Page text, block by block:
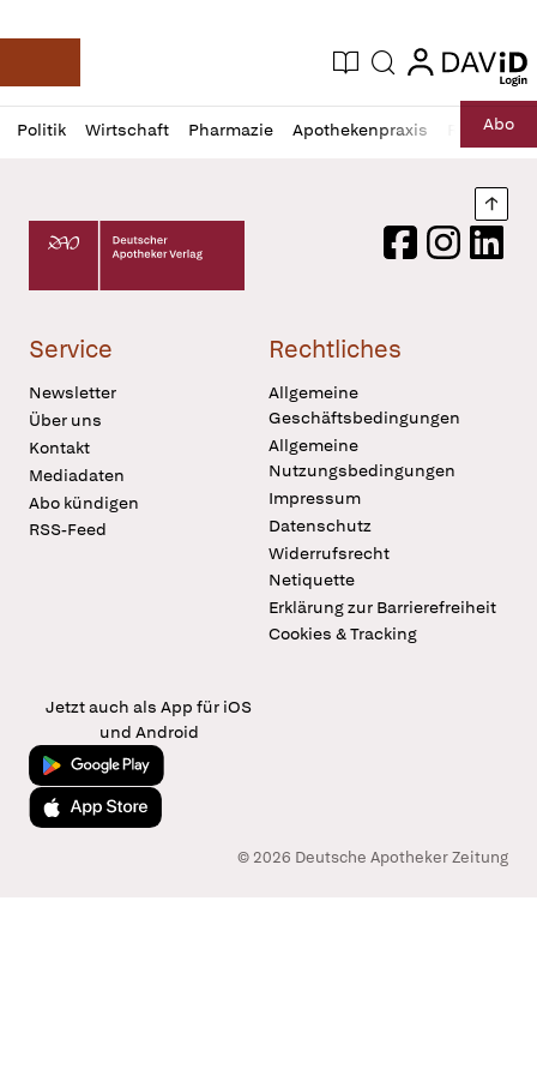
Deutsche Apotheker Zeitung
Aktuelle Ausgabe
Suche login
login
Politik Wirtschaft Pharmazie Apothekenpraxis RechtAbo
Profil
öffnen
Daz
Pur
Deutscher Apotheker Verlag Logo
FacebookInstagram
Service
Newsletter
Über uns
Kontakt
Mediadaten
Abo kündigen
RSS-Feed
Rechtliches
Allgemeine
Geschäftsbedingungen
Allgemeine
Nutzungsbedingungen
Impressum
Datenschutz
Widerrufsrecht
Netiquette
Erklärung zur Barrierefreiheit
Cookies & Tracking
Jetzt auch als App für iOS
und Android
Jetzt bei Google Play
Laden im App Store
© 2026 Deutsche Apotheker Zeitung